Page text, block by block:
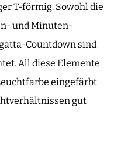
T-förmig. Sowohl die
und Minuten-
Countdown sind
All diese Elemente
eingefärbt
gut